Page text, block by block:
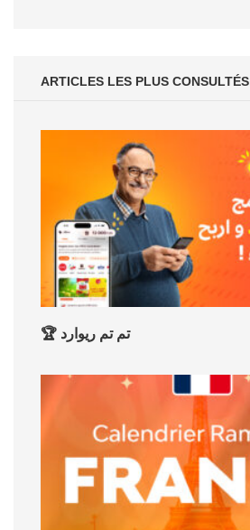
ARTICLES LES PLUS CONSULTÉS
🏆 تم تم ريوارد